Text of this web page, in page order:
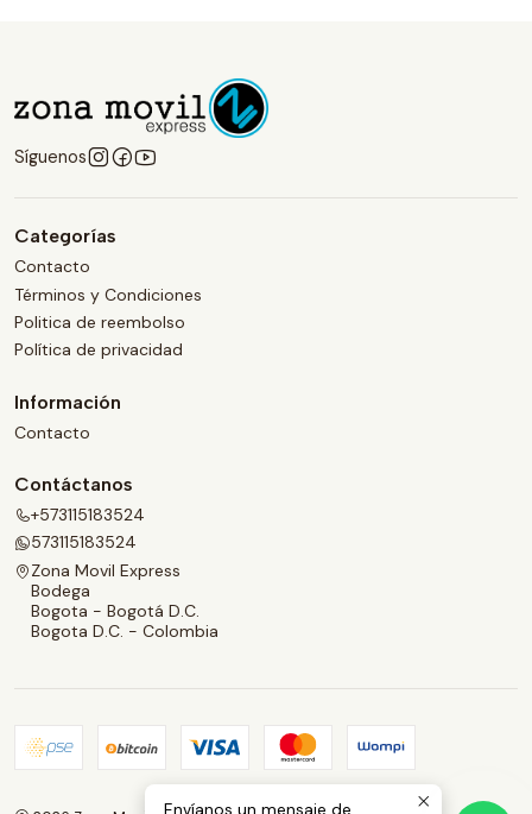
Síguenos
Categorías
Contacto
Términos y Condiciones
Politica de reembolso
Política de privacidad
Información
Contacto
Contáctanos
+573115183524
573115183524
Zona Movil Express
Bodega
Bogota - Bogotá D.C.
Bogota D.C. - Colombia
Envíanos un mensaje de